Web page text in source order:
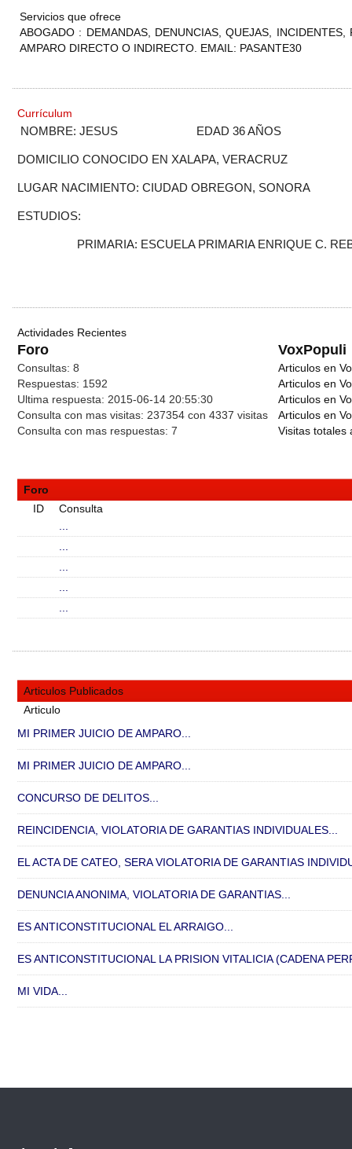
Servicios que ofrece
ABOGADO : DEMANDAS, DENUNCIAS, QUEJAS,
AMPARO DIRECTO O INDIRECTO. EMAIL: PASANTE30
Currículum
NOMBRE: JESUS EDAD 36 AÑOS
DOMICILIO CONOCIDO EN XALAPA, VERACRUZ
LUGAR NACIMIENTO: CIUDAD OBREGON, SONORA
ESTUDIOS:
PRIMARIA: ESCUELA PRIMARIA ENRIQUE C.
Actividades Recientes
Foro VoxPopuli
Consultas: 8
Respuestas: 1592
Ultima respuesta: 2015-06-14 20:55:30
Consulta con mas visitas: 237354 con 4337 visitas
Consulta con mas respuestas: 7
Articulos en
Articulos en
Articulos en
Articulos en
Visitas totales
Foro
ID
Consulta
Articulos Publicados
Articulo
MI PRIMER JUICIO DE AMPARO...
MI PRIMER JUICIO DE AMPARO...
CONCURSO DE DELITOS...
REINCIDENCIA, VIOLATORIA DE GARANTIAS INDIVIDUALES...
EL ACTA DE CATEO, SERA VIOLATORIA DE GARANTIAS
DENUNCIA ANONIMA, VIOLATORIA DE GARANTIAS...
ES ANTICONSTITUCIONAL EL ARRAIGO...
ES ANTICONSTITUCIONAL LA PRISION VITALICIA (CADENA
MI VIDA...